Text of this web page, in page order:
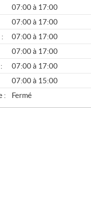
07:00 à 17:00
07:00 à 17:00
07:00 à 17:00
07:00 à 17:00
07:00 à 17:00
07:00 à 15:00
:
Fermé